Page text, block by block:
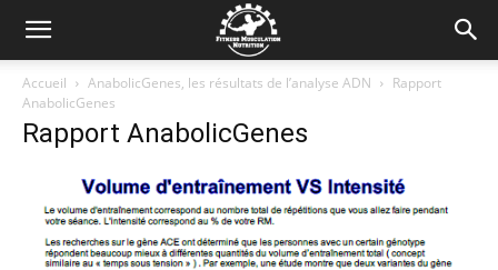
Accueil AnabolicGenes, les résultats de l’analyse ADN
Rapport
AnabolicGenes
Rapport AnabolicGenes